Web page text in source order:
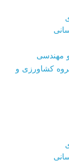
کشاورزی و